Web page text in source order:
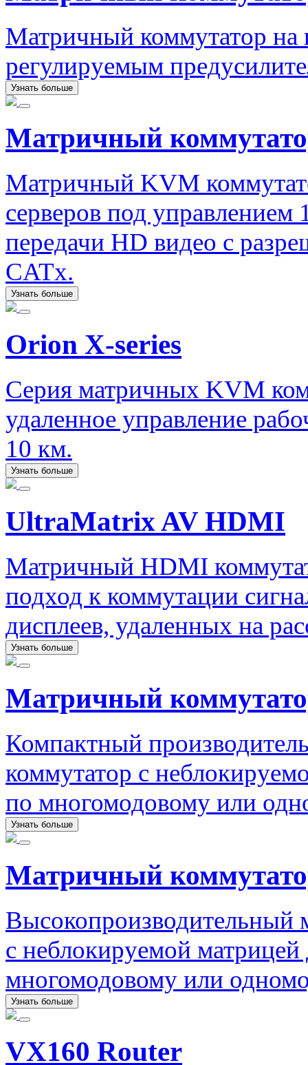
Матричный коммутатор на
регулируемым
Узнать больше
Матричный
Матричный KVM
серверов под управлением
передачи HD видео с
CATx.
Узнать больше
Orion X-series
Серия матричных KVM
удаленное управление
10 км.
Узнать больше
UltraMatrix AV HDMI
Матричный HDMI
подход к коммутации
дисплеев, удаленных на
Узнать больше
Матричный
Компактный
коммутатор с
по многомодовому или
Узнать больше
Матричный
Высокопроизводительный
с неблокируемой
многомодовому или
Узнать больше
VX160 Router